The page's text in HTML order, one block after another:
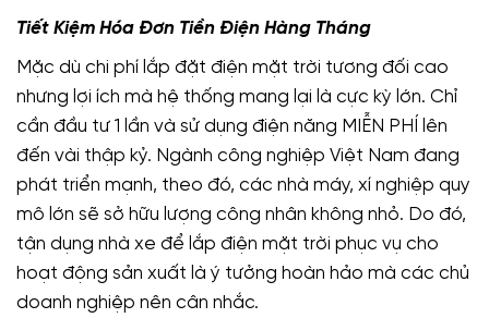
Tiết Kiệm Hóa Đơn Tiền Điện Hàng Tháng
Mặc dù chi phí lắp đặt điện mặt trời tương đối cao
nhưng lợi ích mà hệ thống mang lại là cực kỳ lớn. Chỉ
cần đầu tư 1 lần và sử dụng điện năng MIỄN PHÍ lên
đến vài thập kỷ. Ngành công nghiệp Việt Nam đang
phát triển mạnh, theo đó, các nhà máy, xí nghiệp quy
mô lớn sẽ sở hữu lượng công nhân không nhỏ. Do đó,
tận dụng nhà xe để lắp điện mặt trời phục vụ cho
hoạt động sản xuất là ý tưởng hoàn hảo mà các chủ
doanh nghiệp nên cân nhắc.